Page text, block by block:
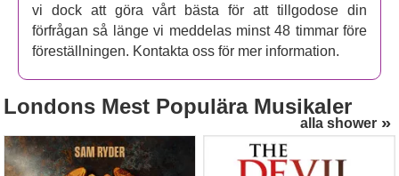
som Maureen, medan den listtoppande indiemusikern
Passenger står för den kraftfulla och glädjefyllda musiken.
Nyss efter en slutsåld föreställning på Chichester Festival
Theatre anländerThe Unlikely Pilgrimage of Harold Fry
till London för West End-premiär. Missa inte chansen att
se detta kraftfulla, gripande bevis på den mänskliga
naturen som påminner oss om att det aldrig är för sent att
börja om.
vi dock att göra vårt bästa för att tillgodose din
förfrågan så länge vi meddelas minst 48 timmar före
föreställningen. Kontakta oss för mer information.
alla shower
Londons Mest Populära Musikaler
Jesus Christ Superstar
(London Palladium)
The Devil Wears Prada